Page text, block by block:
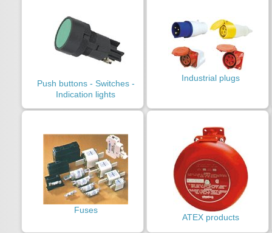
Push buttons - Switches -
Indication lights
Industrial plugs
Fuses
ATEX products